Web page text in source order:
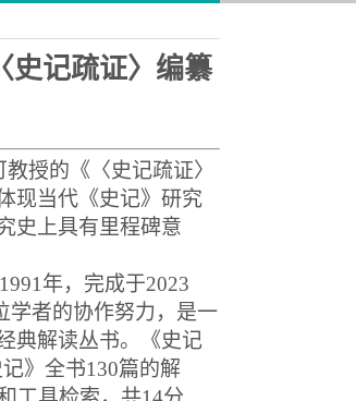
史记疏证〉编纂
授的《〈史记疏证〉
现当代《史记》研究
史上具有里程碑意
1991 年，完成于2023
学者的协作努力，是一
典解读丛书。《史记
》全书130篇的解